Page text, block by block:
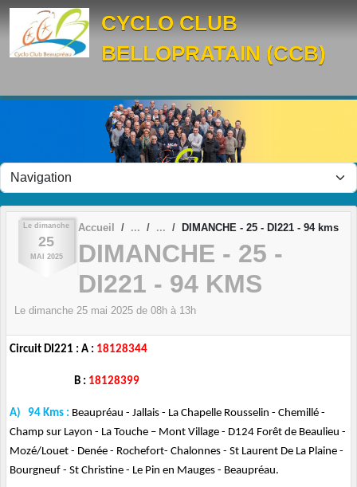
CYCLO CLUB
BELLOPRATAIN (CCB)
Le dimanche
25
MAI 2025
Accueil DIMANCHE - 25 - DI221 - 94 kms
DIMANCHE - 25 -
DI221 - 94 KMS
Le dimanche 25 mai 2025 de 08h à 13h
Circuit DI221 : A : 18128344
B : 18128399
A) 94 Kms : Beaupréau - Jallais - La Chapelle Rousselin - Chemillé -
Champ sur Layon - La Touche – Mont Village - D124 Forêt de Beaulieu -
Mozé/Louet - Denée - Rochefort- Chalonnes - St Laurent De La Plaine -
Bourgneuf - St Christine - Le Pin en Mauges - Beaupréau.
Panneau de gestion des cookies